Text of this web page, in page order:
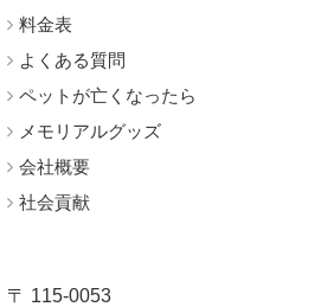
料金表
よくある質問
ペットが亡くなったら
メモリアルグッズ
会社概要
社会貢献
〒 115-0053